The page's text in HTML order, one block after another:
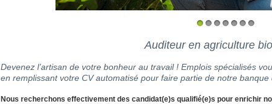
Auditeur en agriculture
Devenez l’artisan de votre bonheur au travail ! Emplois spécialisés
en remplissant votre CV automatisé pour faire partie de notre
Nous recherchons effectivement des candidat(e)s qualifié(e)s pour enrichir